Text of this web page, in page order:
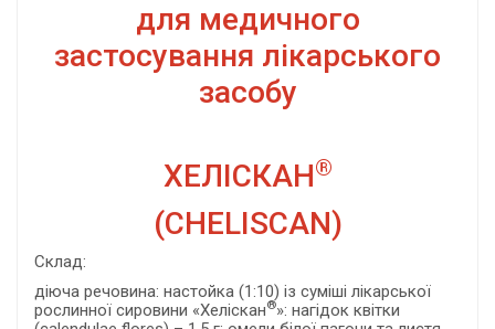
для медичного
застосування лікарського
засобу
ХЕЛІСКАН®
(CHELISCAN)
Склад:
діюча речовина: настойка (1:10) із суміші лікарської
рослинної сировини «Хеліскан®»: нагідок квітки